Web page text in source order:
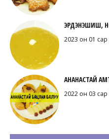
ЭРДЭНЭШИШ,
2023 он 01 сар
АНАНАСТАЙ
2022 он 03 сар